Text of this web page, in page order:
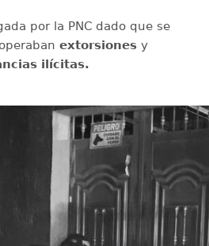
por la PNC dado que se
extorsionesy
ilícitas.